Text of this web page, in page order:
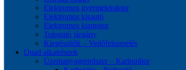
Elektromos gyermektraktor
Elektromos kisautó
Elektromos kismotor
Tologató járgány
Kiegészítők – Vedőfelszerelés
Quad alkatrészek
Üzemanyagrendszer – Karburátor